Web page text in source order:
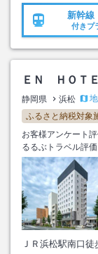
新幹線
付きプ
ＥＮ ＨＯＴ
静岡県 浜松
ふるさと納税対象
お客様アンケート
るるぶトラベル評価
ＪＲ浜松駅南口